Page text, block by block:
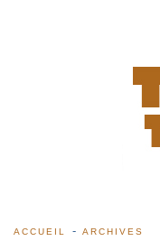
ACCUEIL - ARCHIVES